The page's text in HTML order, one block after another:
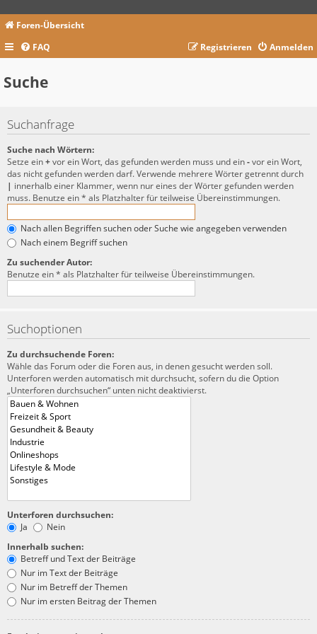
Foren-Übersicht
FAQ
Anmelden
Registrieren
Suche
Suchanfrage
Suche nach Wörtern:
Setze ein+vor ein Wort, das gefunden werden muss und ein-vor ein Wort,
das nicht gefunden werden darf. Verwende mehrere Wörter getrennt durch
| innerhalb einer Klammer, wenn nur eines der Wörter gefunden werden
muss. Benutze ein * als Platzhalter für teilweise Übereinstimmungen.
Nach allen Begriffen suchen oder Suche wie angegeben verwenden
Nach einem Begriff suchen
Zu suchender Autor:
Benutze ein * als Platzhalter für teilweise Übereinstimmungen.
Suchoptionen
Zu durchsuchende Foren:
Wähle das Forum oder die Foren aus, in denen gesucht werden soll.
Unterforen werden automatisch mit durchsucht, sofern du die Option
„Unterforen durchsuchen“ unten nicht deaktivierst.
Unterforen durchsuchen:
Ja
Nein
Innerhalb suchen:
Betreff und Text der Beiträge
Nur im Text der Beiträge
Nur im Betreff der Themen
Nur im ersten Beitrag der Themen